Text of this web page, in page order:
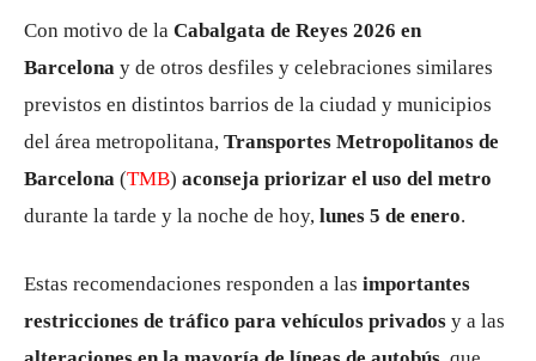
Con motivo de la Cabalgata de Reyes 2026 en
Barcelona y de otros desfiles y celebraciones similares
previstos en distintos barrios de la ciudad y municipios
del área metropolitana, Transportes Metropolitanos de
Barcelona (TMB) aconseja priorizar el uso del metro
durante la tarde y la noche de hoy, lunes 5 de enero.
Estas recomendaciones responden a las importantes
restricciones de tráfico para vehículos privados y a las